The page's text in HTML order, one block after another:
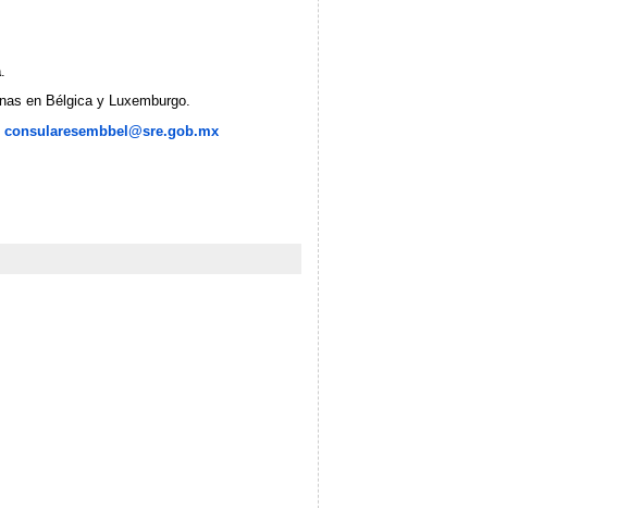
en Bélgica y Luxemburgo.
consularesembbel@sre.gob.mx